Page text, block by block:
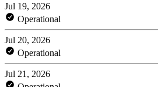
Jul 19, 2026
Operational
Jul 20, 2026
Operational
Jul 21, 2026